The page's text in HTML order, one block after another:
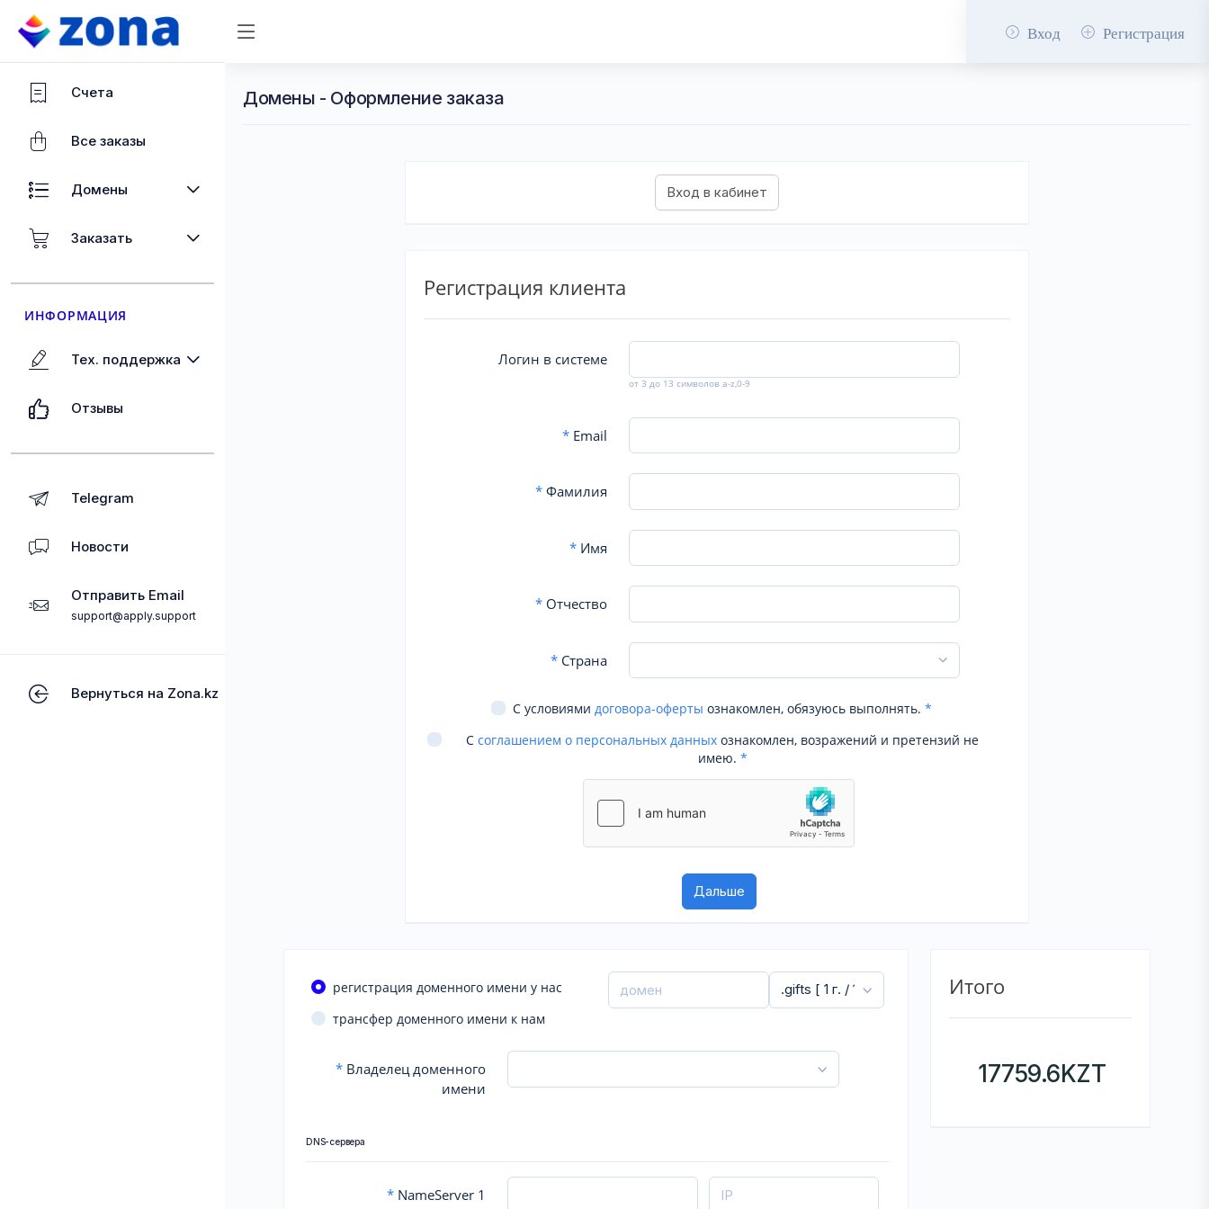
Вход Регистрация
Счета
Все заказы
Домены
Заказать
ИНФОРМАЦИЯ
Тех. поддержка
Отзывы
Telegram
Новости
Отправить Email
support@apply.support
Вернуться на Zona.kz
Домены - Оформление заказа
Регистрация клиента
Логин в системе
от 3 до 13 символов a-z,0-9
*Email
*Фамилия
*Имя
*Отчество
*Страна
С условиями договора-оферты ознакомлен, обязуюсь выполнять. *
С соглашением о персональных данных ознакомлен, возражений и претензий не
имею. *
регистрация доменного имени у нас
трансфер доменного имени к нам
* Владелец доменного
имени
DNS-сервера
* NameServer 1
Итого
17759.6KZT